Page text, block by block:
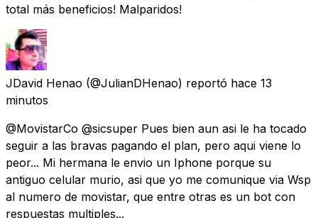
total más beneficios! Malparidos!
JDavid Henao (@JulianDHenao) reportó hace 13
minutos
@MovistarCo @sicsuper Pues bien aun asi le ha tocado
seguir a las bravas pagando el plan, pero aqui viene lo
peor... Mi hermana le envio un Iphone porque su
antiguo celular murio, asi que yo me comunique via Wsp
al numero de movistar, que entre otras es un bot con
respuestas multiples...